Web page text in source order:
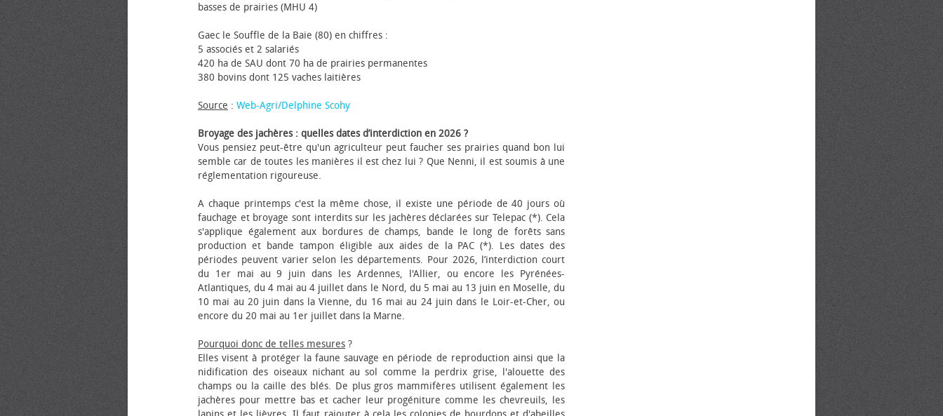
basses de prairies (MHU 4)
Gaec le Souffle de la Baie (80) en chiffres :
5 associés et 2 salariés
420 ha de SAU dont 70 ha de prairies permanentes
380 bovins dont 125 vaches laitières
Source : Web-Agri/Delphine Scohy
Broyage des jachères : quelles dates d’interdiction en 2026 ?
Vous pensiez peut-être qu'un agriculteur peut faucher ses prairies quand bon lui
semble car de toutes les manières il est chez lui ? Que Nenni, il est soumis à une
réglementation rigoureuse.
A chaque printemps c'est la même chose, il existe une période de 40 jours où
fauchage et broyage sont interdits sur les jachères déclarées sur Telepac (*). Cela
s'applique également aux bordures de champs, bande le long de forêts sans
production et bande tampon éligible aux aides de la PAC (*). Les dates des
périodes peuvent varier selon les départements. Pour 2026, l’interdiction court
du 1er mai au 9 juin dans les Ardennes, l'Allier, ou encore les Pyrénées-
Atlantiques, du 4 mai au 4 juillet dans le Nord, du 5 mai au 13 juin en Moselle, du
10 mai au 20 juin dans la Vienne, du 16 mai au 24 juin dans le Loir-et-Cher, ou
encore du 20 mai au 1er juillet dans la Marne.
Pourquoi donc de telles mesures ?
Elles visent à protéger la faune sauvage en période de reproduction ainsi que la
nidification des oiseaux nichant au sol comme la perdrix grise, l'alouette des
champs ou la caille des blés. De plus gros mammifères utilisent également les
jachères pour mettre bas et cacher leur progéniture comme les chevreuils, les